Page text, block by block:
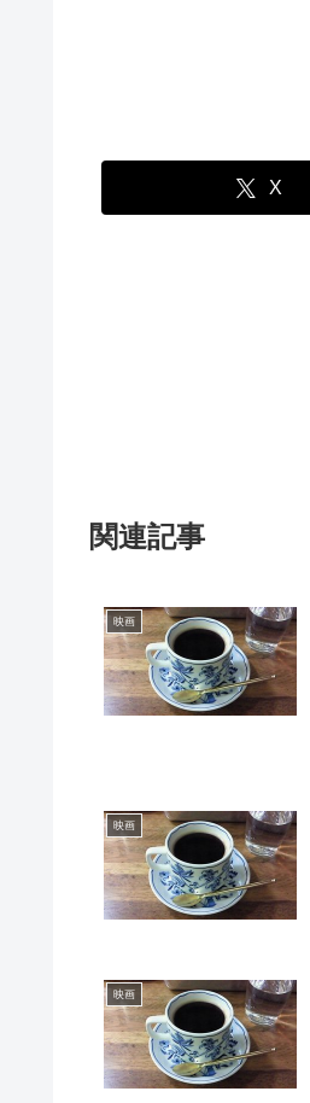
X
関連記事
映画
映画
映画